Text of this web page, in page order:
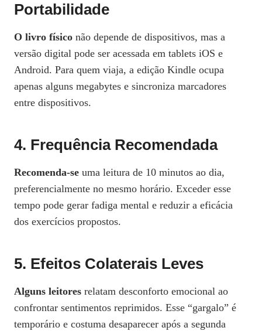
Portabilidade
O livro físico não depende de dispositivos, mas a
versão digital pode ser acessada em tablets iOS e
Android. Para quem viaja, a edição Kindle ocupa
apenas alguns megabytes e sincroniza marcadores
entre dispositivos.
4. Frequência Recomendada
Recomenda-se uma leitura de 10 minutos ao dia,
preferencialmente no mesmo horário. Exceder esse
tempo pode gerar fadiga mental e reduzir a eficácia
dos exercícios propostos.
5. Efeitos Colaterais Leves
Alguns leitores relatam desconforto emocional ao
confrontar sentimentos reprimidos. Esse “gargalo” é
temporário e costuma desaparecer após a segunda